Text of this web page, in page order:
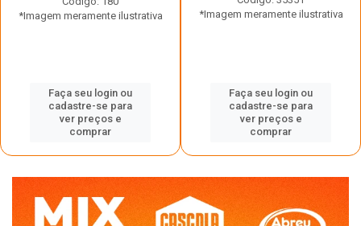
*Imagem meramente ilustrativa
Faça seu login ou
cadastre-se para
ver preços e
comprar
*Imagem meramente ilustrativa
Faça seu login ou
cadastre-se para
ver preços e
comprar